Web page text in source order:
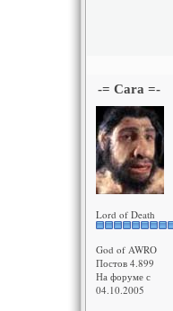
-= Cara =-
Lord of Death
God of AWRO
Постов 4.899
На форуме с
04.10.2005